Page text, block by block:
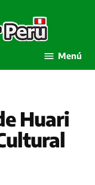
por
Menú
Huari